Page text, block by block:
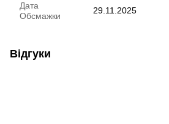
Дата
Обсмажки
29.11.2025
Відгуки